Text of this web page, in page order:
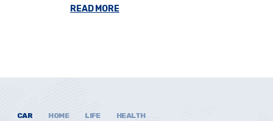
READ MORE
CAR HOME LIFE HEALTH